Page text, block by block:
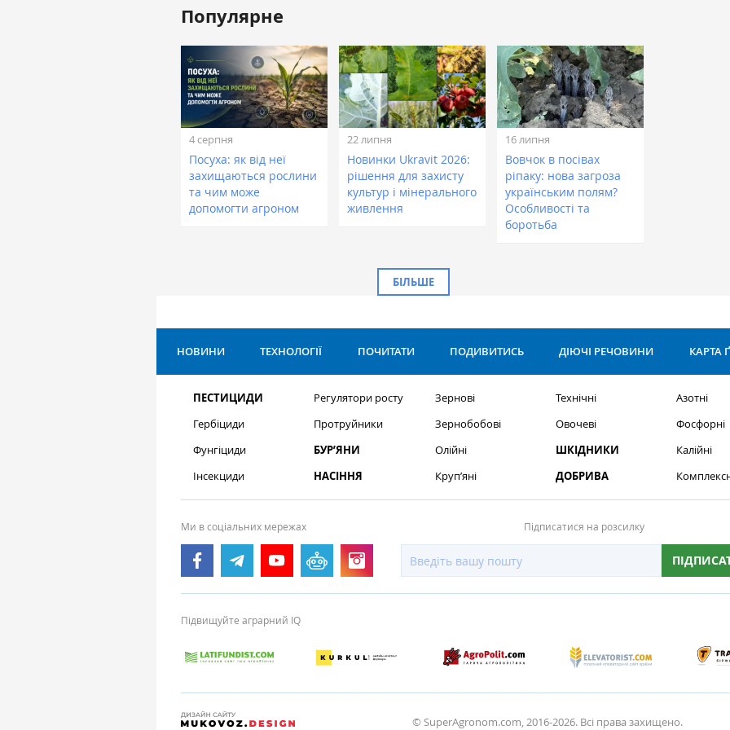
Популярне
4 серпня
Посуха: як від неї
захищаються рослини
та чим може
допомогти агроном
22 липня
Новинки Ukravit 2026:
рішення для захисту
культур і мінерального
живлення
16 липня
Вовчок в посівах
ріпаку: нова загроза
українським полям?
Особливості та
боротьба
БІЛЬШЕ
НОВИНИ ТЕХНОЛОГІЇ ПОЧИТАТИ ПОДИВИТИСЬ ДІЮЧІ РЕЧОВИНИ КАРТА
ПЕСТИЦИДИ
Гербіциди
Фунгіциди
Інсекциди
Регулятори росту
Протруйники
БУР’ЯНИ
НАСІННЯ
Зернові
Зернобобові
Олійні
Круп’яні
Технічні
Овочеві
ШКІДНИКИ
ДОБРИВА
Азотні
Фосфорні
Калійні
Ми в соціальних мережах Підписатися на розсилку
Підвищуйте аграрний IQ
© SuperAgronom.com, 2016-2026. Всі права захищено.